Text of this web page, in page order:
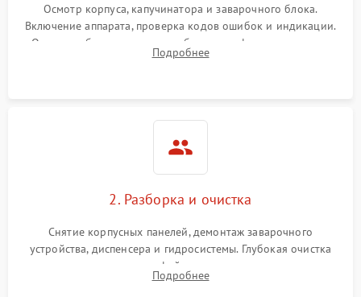
Осмотр корпуса, капучинатора и заварочного блока.
Включение аппарата, проверка кодов ошибок и индикации.
Оценка работы помпы, термоблока и кофемолки на слух.
Измерение температуры и давления воды для выявления
Подробнее
2. Разборка и очистка
Снятие корпусных панелей, демонтаж заварочного
устройства, диспенсера и гидросистемы. Глубокая очистка
внутренних узлов от кофейных масел, жмыха и накипи.
Промывка дренажных каналов и фильтров с использованием
Подробнее